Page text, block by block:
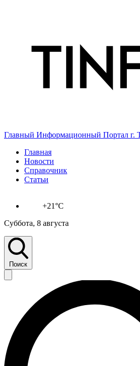
Главный Информационный Портал г.
Главная
Новости
Справочник
Статьи
+21°C
Суббота, 8 августа
Поиск